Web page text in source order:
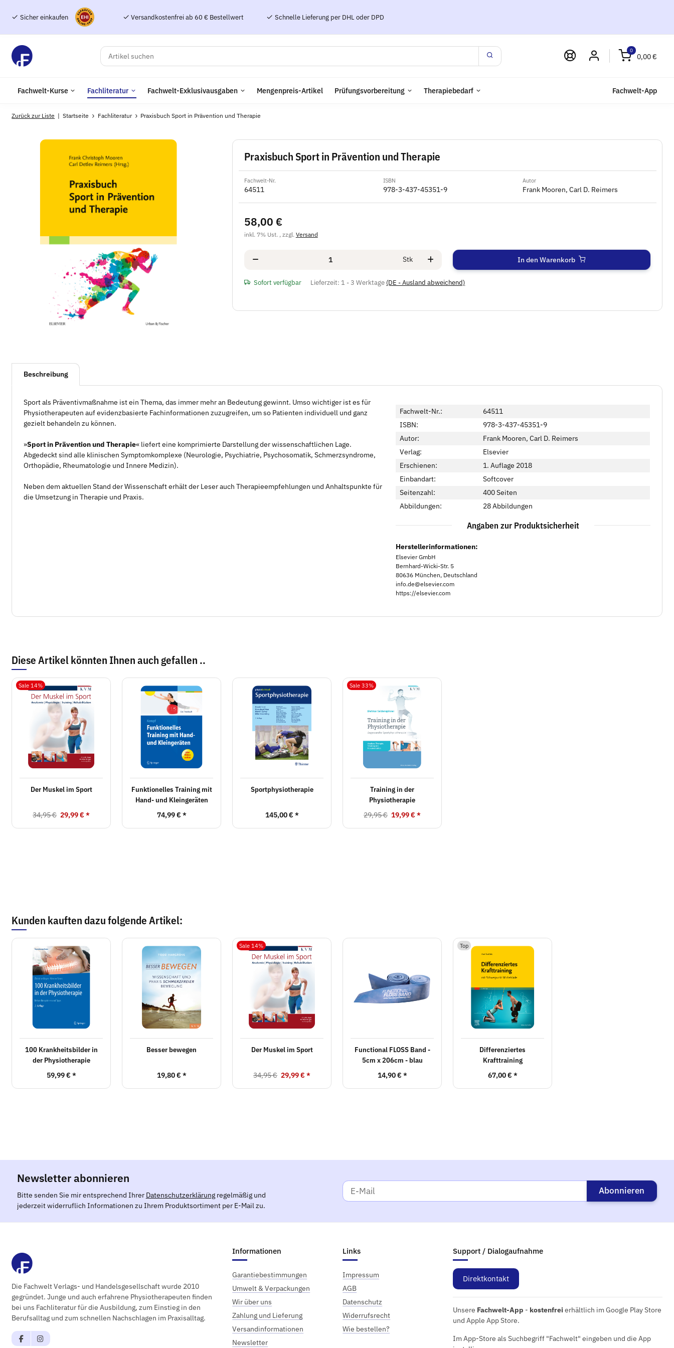
Sicher einkaufen Versandkostenfrei ab 60 € Bestellwert Schnelle Lieferung per DHL oder DPD
0
0,00 €
Fachliteratur Fachwelt-Exklusivausgaben Mengenpreis-Artikel Prüfungsvorbereitung Therapiebedarf
Fachwelt-Kurse Fachwelt-App
Zurück zur Liste Startseite Fachliteratur Praxisbuch Sport in Prävention und Therapie
Praxisbuch Sport in Prävention und Therapie
Fachwelt-Nr.
64511
ISBN
978-3-437-45351-9
Autor
Frank Mooren, Carl D. Reimers
58,00 €
inkl. 7% Ust. , zzgl. Versand
Stk In den Warenkorb
Sofort verfügbar Lieferzeit: 1 - 3 Werktage (DE - Ausland abweichend)
weitere Registerkarten anzeigen
Beschreibung
Sport als Präventivmaßnahme ist ein Thema, das immer mehr an Bedeutung gewinnt. Umso wichtiger ist es für
Physiotherapeuten auf evidenzbasierte Fachinformationen zuzugreifen, um so Patienten individuell und ganz
gezielt behandeln zu können.
»Sport in Prävention und Therapie« liefert eine komprimierte Darstellung der wissenschaftlichen Lage.
Abgedeckt sind alle klinischen Symptomkomplexe (Neurologie, Psychiatrie, Psychosomatik, Schmerzsyndrome,
Orthopädie, Rheumatologie und Innere Medizin).
Neben dem aktuellen Stand der Wissenschaft erhält der Leser auch Therapieempfehlungen und Anhaltspunkte für
die Umsetzung in Therapie und Praxis.
Fachwelt-Nr.:
64511
ISBN:
978-3-437-45351-9
Autor:
Frank Mooren, Carl D. Reimers
Verlag:
Elsevier
Erschienen:
1. Auflage 2018
Einbandart:
Softcover
Seitenzahl:
400 Seiten
Abbildungen:
28 Abbildungen
Angaben zur Produktsicherheit
Herstellerinformationen:
Elsevier GmbH
Bernhard-Wicki-Str. 5
80636 München, Deutschland
info.de@elsevier.com
https://elsevier.com
Diese Artikel könnten Ihnen auch gefallen ..
Sale 14%
Der Muskel im Sport
34,95 € 29,99 € *
Funktionelles Training mit
Hand- und Kleingeräten
74,99 € *
Sportphysiotherapie
145,00 € *
Sale 33%
Training in der
Physiotherapie
29,95 € 19,99 € *
Kunden kauften dazu folgende Artikel:
100 Krankheitsbilder in
der Physiotherapie
59,99 € *
Besser bewegen
19,80 € *
Sale 14%
Der Muskel im Sport
34,95 € 29,99 € *
Functional FLOSS Band -
5cm x 206cm - blau
14,90 € *
Top
Differenziertes
Krafttraining
67,00 € *
Newsletter abonnieren
Bitte senden Sie mir entsprechend Ihrer Datenschutzerklärungregelmäßig und
jederzeit widerruflich Informationen zu Ihrem Produktsortiment per E-Mail zu.
Abonnieren
Die Fachwelt Verlags- und Handelsgesellschaft wurde 2010
gegründet. Junge und auch erfahrene Physiotherapeuten finden
bei uns Fachliteratur für die Ausbildung, zum Einstieg in den
Berufsalltag und zum schnellen Nachschlagen im Praxisalltag.
Informationen
Garantiebestimmungen
Umwelt & Verpackungen
Wir über uns
Zahlung und Lieferung
Versandinformationen
Newsletter
Links
Impressum
AGB
Datenschutz
Widerrufsrecht
Wie bestellen?
Support / Dialogaufnahme
Direktkontakt
Unsere Fachwelt-App - kostenfreierhältlich im Google Play Store
und Apple App Store.
Im App-Store als Suchbegriff "Fachwelt" eingeben und die App